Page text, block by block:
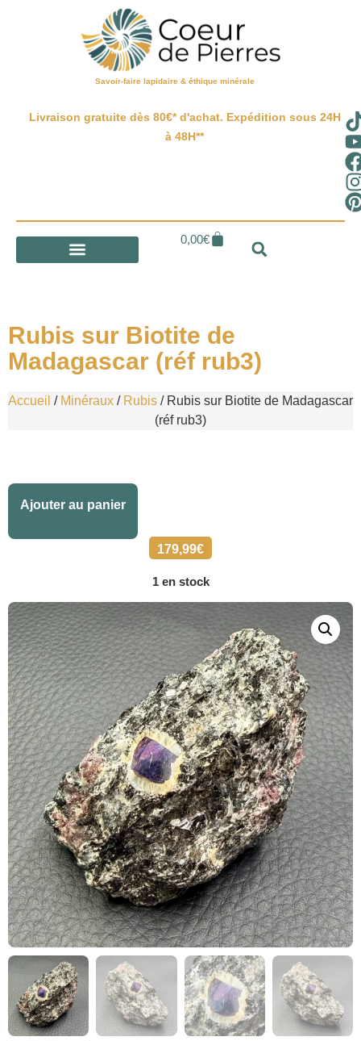
Savoir-faire lapidaire & éthique minérale
Livraison gratuite dès 80€* d'achat. Expédition sous 24H
à 48H**
0,00€
Rubis sur Biotite de
Madagascar (réf rub3)
Accueil / Minéraux / Rubis / Rubis sur Biotite de Madagascar
(réf rub3)
179,99€
1 en stock
Ajouter au panier